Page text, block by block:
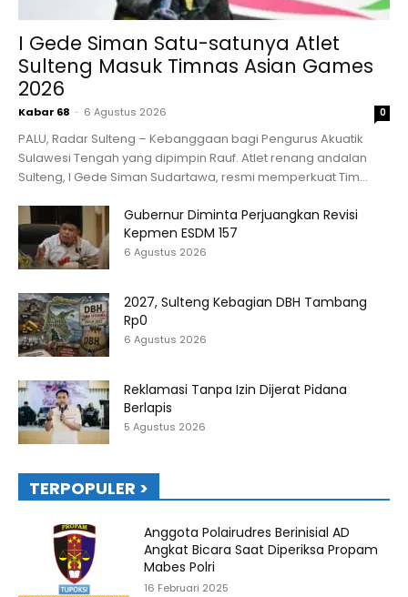
I Gede Siman Satu-satunya Atlet
Sulteng Masuk Timnas Asian Games
2026
Kabar 68 - 6 Agustus 2026 0
PALU, Radar Sulteng – Kebanggaan bagi Pengurus Akuatik
Sulawesi Tengah yang dipimpin Rauf. Atlet renang andalan
Sulteng, I Gede Siman Sudartawa, resmi memperkuat Tim...
Gubernur Diminta Perjuangkan Revisi
Kepmen ESDM 157
6 Agustus 2026
2027, Sulteng Kebagian DBH Tambang
Rp0
6 Agustus 2026
Reklamasi Tanpa Izin Dijerat Pidana
Berlapis
5 Agustus 2026
TERPOPULER >
Anggota Polairudres Berinisial AD
Angkat Bicara Saat Diperiksa Propam
Mabes Polri
16 Februari 2025